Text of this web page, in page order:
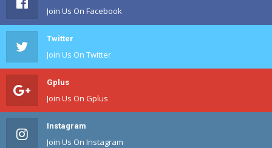
Join Us On Facebook
Twitter
Join Us On Twitter
Gplus
Join Us On Gplus
Instagram
Join Us On Instagram